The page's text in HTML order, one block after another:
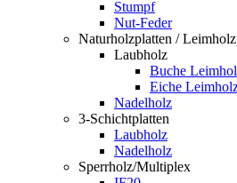
Stumpf
Nut-Feder
Naturholzplatten /
Laubholz
Buche
Eiche
Nadelholz
3-Schichtplatten
Laubholz
Nadelholz
Sperrholz/Multiplex